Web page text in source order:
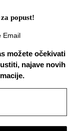
popust!
možete očekivati
najave novih